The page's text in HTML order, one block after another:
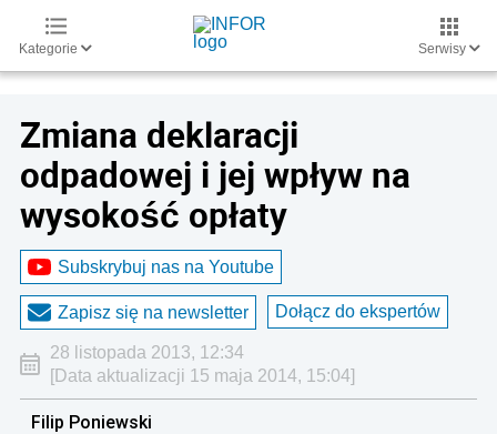
Kategorie Serwisy
Zmiana deklaracji
odpadowej i jej wpływ na
wysokość opłaty
Subskrybuj nas na Youtube
Zapisz się na newsletter Dołącz do ekspertów
28 listopada 2013, 12:34
[Data aktualizacji 15 maja 2014, 15:04]
Filip Poniewski